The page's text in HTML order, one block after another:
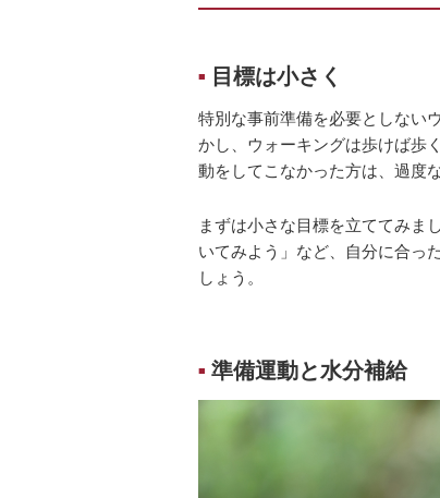
■ 目標は小さく
特別な事前準備を必要としない
かし、ウォーキングは歩けば歩
動をしてこなかった方は、過度
まずは小さな目標を立ててみま
いてみよう」など、自分に合っ
しょう。
■ 準備運動と水分補給